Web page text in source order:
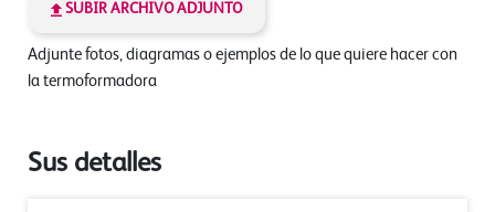
SUBIR ARCHIVO ADJUNTO
Adjunte fotos, diagramas o ejemplos de lo que quiere hacer con
la termoformadora
Sus detalles